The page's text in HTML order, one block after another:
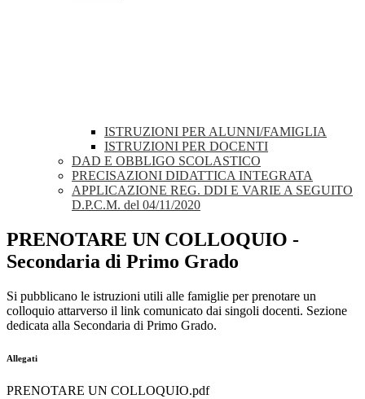
ISTRUZIONI PER ALUNNI/FAMIGLIA
ISTRUZIONI PER DOCENTI
DAD E OBBLIGO SCOLASTICO
PRECISAZIONI DIDATTICA INTEGRATA
APPLICAZIONE REG. DDI E VARIE A SEGUITO
D.P.C.M. del 04/11/2020
PRENOTARE UN COLLOQUIO -
Secondaria di Primo Grado
Si pubblicano le istruzioni utili alle famiglie per prenotare un
colloquio attarverso il link comunicato dai singoli docenti. Sezione
dedicata alla Secondaria di Primo Grado.
Allegati
PRENOTARE UN COLLOQUIO.pdf